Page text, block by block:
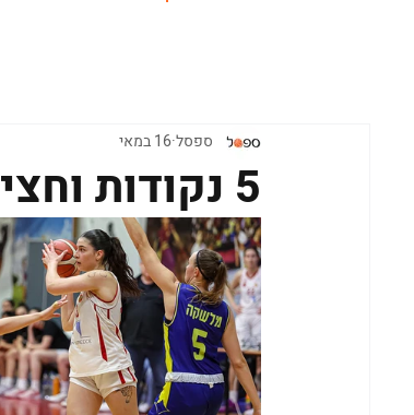
5 נקודות וחצי לסיכום העונה
ספסל 16 במאי